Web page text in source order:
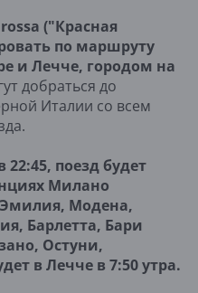
("Красная
по маршруту
и Лечче, городом на
добраться до
Италии со всем
поезд будет
Милано
Модена,
Барлетта, Бари
Остуни,
в Лечче в 7:50 утра.